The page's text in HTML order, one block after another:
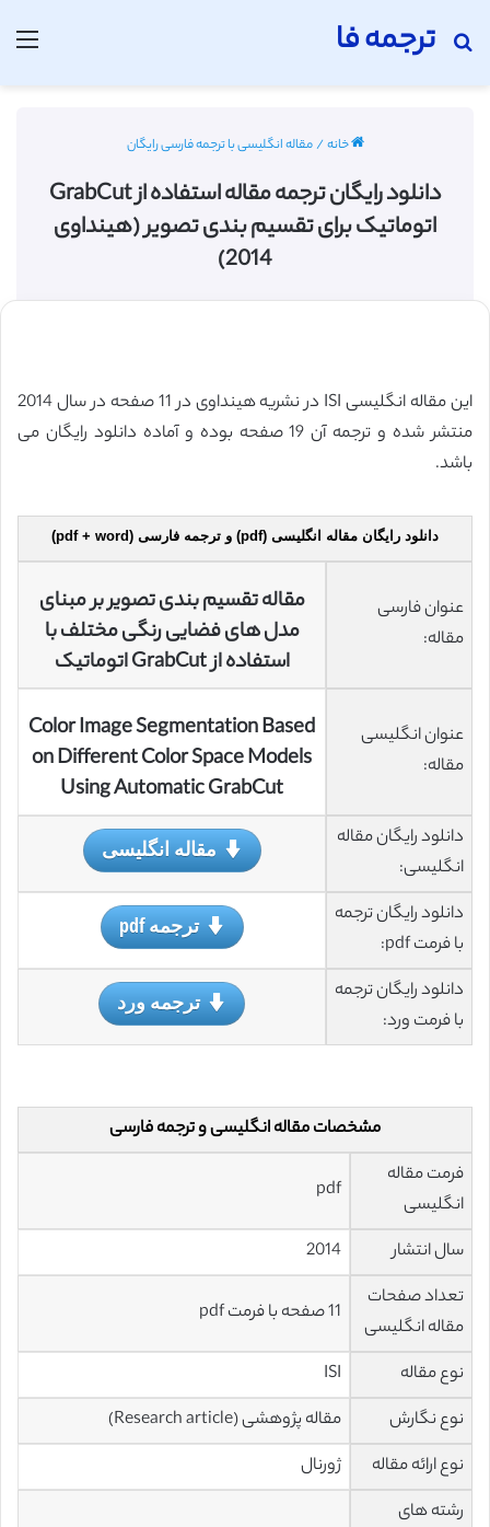
ترجمه فا
جستجو برای
خانه/مقاله انگلیسی با ترجمه فارسی رایگان
دانلود رایگان ترجمه مقاله استفاده از GrabCut
اتوماتیک برای تقسیم بندی تصویر (هینداوی
2014)
این مقاله انگلیسی ISI در نشریه هینداوی در 11 صفحه در سال 2014
منتشر شده و ترجمه آن 19 صفحه بوده و آماده دانلود رایگان می
باشد.
دانلود رایگان مقاله انگلیسی (pdf) و ترجمه فارسی (pdf + word)
عنوان فارسی
مقاله:
مقاله تقسیم بندی تصویر بر مبنای
مدل های فضایی رنگی مختلف با
استفاده از GrabCut اتوماتیک
عنوان انگلیسی
مقاله:
Color Image Segmentation Based
on Different Color Space Models
Using Automatic GrabCut
دانلود رایگان مقاله
انگلیسی:
مقاله انگلیسی
دانلود رایگان ترجمه
با فرمت pdf:
ترجمه pdf
دانلود رایگان ترجمه
با فرمت ورد:
ترجمه ورد
مشخصات مقاله انگلیسی و ترجمه فارسی
فرمت مقاله
انگلیسی
pdf
سال انتشار
2014
تعداد صفحات
مقاله انگلیسی
11 صفحه با فرمت pdf
نوع مقاله
ISI
نوع نگارش
مقاله پژوهشی (Research article)
نوع ارائه مقاله
ژورنال
رشته های